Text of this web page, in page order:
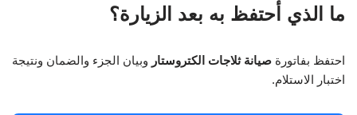
ما الذي أحتفظ به بعد الزيارة؟
احتفظ بفاتورة صيانة ثلاجات الكتروستار وبيان الجزء والضمان ونتيجة
اختبار الاستلام.